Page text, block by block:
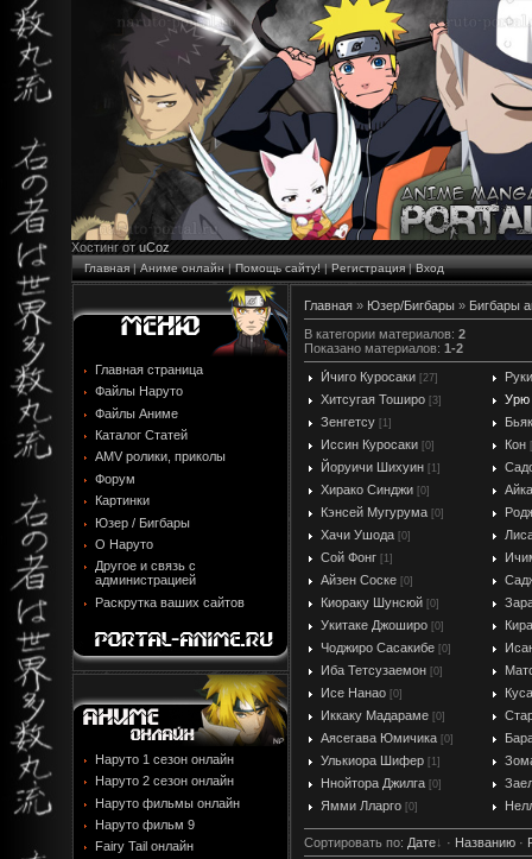
Хостинг от uCoz
Главная|Аниме онлайн|Помощь сайту!|Регистрация|Вход
Главная страница
Файлы Наруто
Файлы Аниме
Каталог Статей
AMV ролики, приколы
Форум
Картинки
Юзер / Бигбары
О Наруто
Другое и связь с
администрацией
Раскрутка ваших сайтов
Наруто 1 сезон онлайн
Наруто 2 сезон онлайн
Наруто фильмы онлайн
Наруто фильм 9
Fairy Tail онлайн
Главная » Юзер/Бигбары » Бигбары
В категории материалов: 2
Показано материалов: 1-2
И́чиго Куросаки [27]
Хитсугая Тоширо [3]
Урю
Зенгетсу [1]
Иссин Куросаки [0] Кон
Йоруичи Шихуин [1]
Хирако Синджи [0]
Кэнсей Мугурума [0]
Хачи Ушода [0]
Сой Фонг [1]
Айзен Соске [0]
Киораку Шунсюй [0]
Укитаке Джоширо [0]
Чоджиро Сасакибе [0]
Иба Тетсузаемон [0]
Исе Нанао [0]
Иккаку Мадараме [0]
Аясегава Юмичика [0]
Улькиора Шифер [1]
Ннойтора Джилга [0]
Ямми Лларго [0]
Сортировать по: Дате · Названию ·